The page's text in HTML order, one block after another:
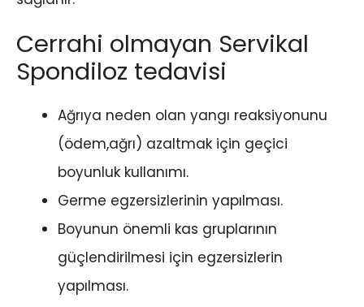
Cerrahi olmayan Servikal
Spondiloz tedavisi
Ağrıya neden olan yangı reaksiyonunu
(ödem,ağrı) azaltmak için geçici
boyunluk kullanımı.
Germe egzersizlerinin yapılması.
Boyunun önemli kas gruplarının
güçlendirilmesi için egzersizlerin
yapılması.